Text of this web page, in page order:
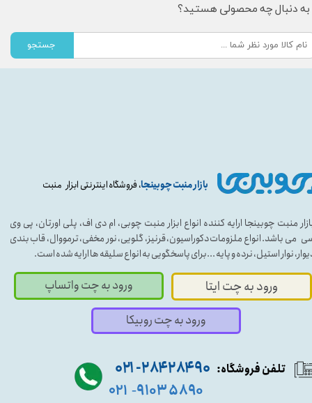
بازار منبت چوبینجا، فروشگاه اینترنتی ابزار منبت
منبت چوبینجا ارایه کننده انواع ابزار منبت چوبی، ام دی اف، پلی اورتان، پی وی
می باشد. انواع ملزومات دکوراسیون، قرنیز، گلویی، نور مخفی، ترمووال، قاب بندی
نوار استیل، نرده و پایه ...برای پاسخگویی به انواع سلیقه ها ارایه شده است.
ورود به چت ایتا ورود به چت واتساپ
تلفن فروشگاه: ۹۰ ۲۸۴ ۲۸۴- ۰۲۱
۵۸۹۰ ۹۱۰۳ -۰۲۱
ورود به چت روبیکا
به دنبال چه محصولی هستید؟
جستجو